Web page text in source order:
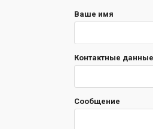
Ваше имя
Контактные
Сообщение